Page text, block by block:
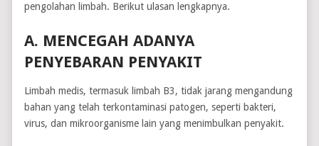
pengolahan limbah. Berikut ulasan lengkapnya.
A. MENCEGAH ADANYA
PENYEBARAN PENYAKIT
Limbah medis, termasuk limbah B3, tidak jarang mengandung
bahan yang telah terkontaminasi patogen, seperti bakteri,
virus, dan mikroorganisme lain yang menimbulkan penyakit.